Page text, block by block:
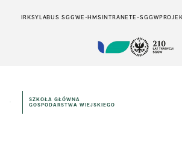
IRKSYLABUS SGGWE-HMSINTRANETE-SGGW
SZKOŁA GŁÓWNA
GOSPODARSTWA WIEJSKIEGO